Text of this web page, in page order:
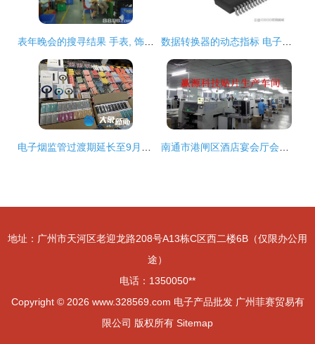
地址：广州市天河区老迎龙路208号A13栋C区西二楼6B（仅限办公用
途）
电话：1350050**
Copyright © 2026 www.328569.com 电子产品批发 广州菲赛贸易有
限公司 版权所有 Sitemap